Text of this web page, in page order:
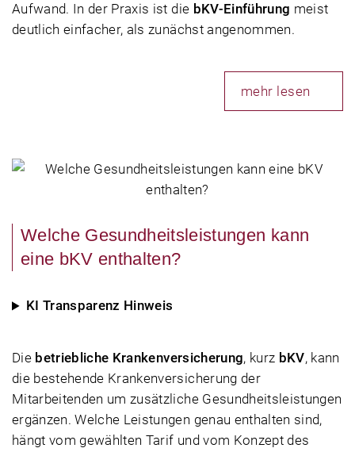
Aufwand. In der Praxis ist die bKV-Einführung meist
deutlich einfacher, als zunächst angenommen.
mehr lesen
Welche Gesundheitsleistungen kann
eine bKV enthalten?
KI Transparenz Hinweis
Die betriebliche Krankenversicherung, kurz bKV, kann
die bestehende Krankenversicherung der
Mitarbeitenden um zusätzliche Gesundheitsleistungen
ergänzen. Welche Leistungen genau enthalten sind,
hängt vom gewählten Tarif und vom Konzept des